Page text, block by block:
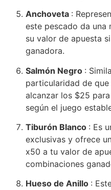
Anchoveta :
este pescado da una
su valor de apuesta
ganadora.
Salmón Negro :
particularidad de
alcanzar los $25
según el juego
Tiburón Blanco : Es
exclusivas y ofrece
x50 a tu valor de
combinaciones
Hueso de Anillo :